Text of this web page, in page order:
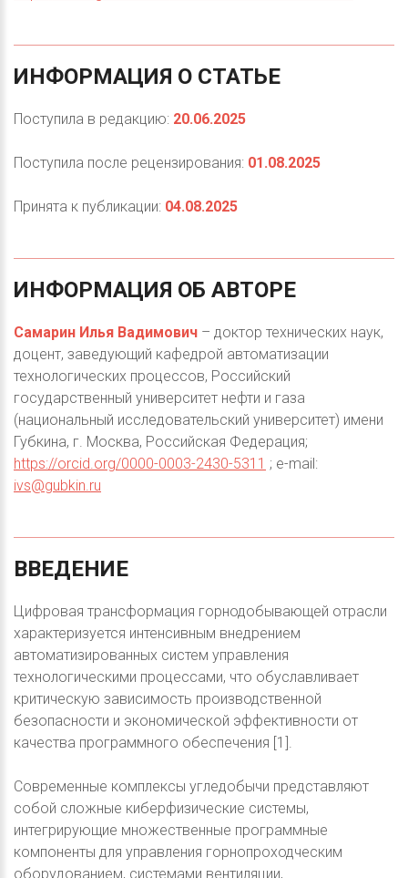
ИНФОРМАЦИЯ О СТАТЬЕ
Поступила в редакцию: 20.06.2025
Поступила после рецензирования: 01.08.2025
Принята к публикации: 04.08.2025
ИНФОРМАЦИЯ ОБ АВТОРЕ
Самарин Илья Вадимович – доктор технических наук,
доцент, заведующий кафедрой автоматизации
технологических процессов, Российский
государственный университет нефти и газа
(национальный исследовательский университет) имени
Губкина, г. Москва, Российская Федерация;
https://orcid.org/0000-0003-2430-5311 ; e-mail:
ivs@gubkin.ru
ВВЕДЕНИЕ
Цифровая трансформация горнодобывающей отрасли
характеризуется интенсивным внедрением
автоматизированных систем управления
технологическими процессами, что обуславливает
критическую зависимость производственной
безопасности и экономической эффективности от
качества программного обеспечения [1].
Современные комплексы угледобычи представляют
собой сложные киберфизические системы,
интегрирующие множественные программные
компоненты для управления горнопроходческим
оборудованием, системами вентиляции,